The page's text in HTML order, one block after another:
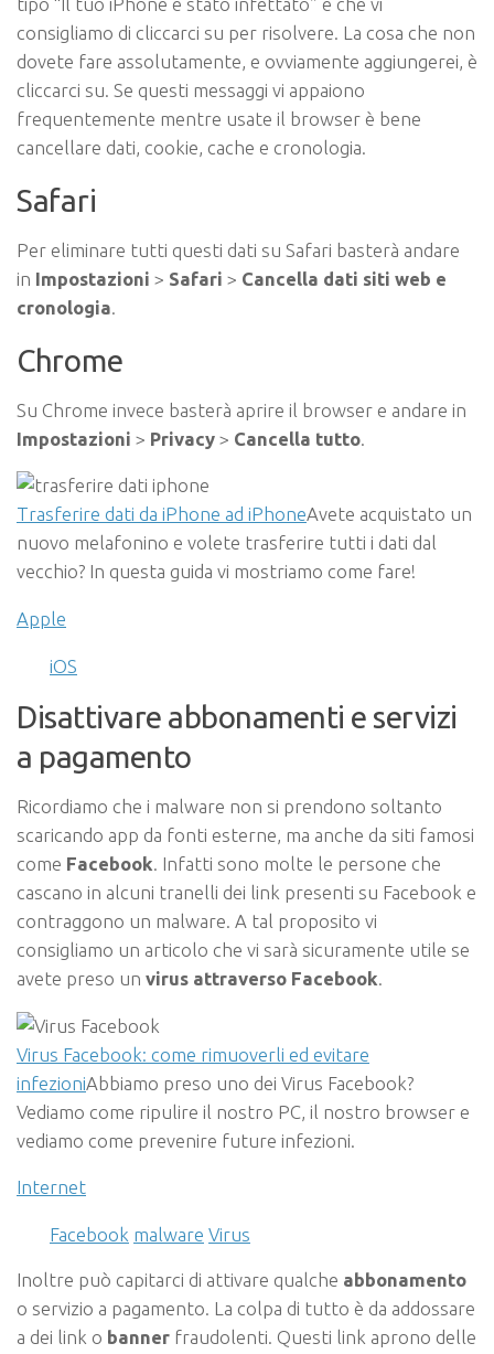
consigliamo di cliccarci su per risolvere. La cosa che non
dovete fare assolutamente, e ovviamente aggiungerei, è
cliccarci su. Se questi messaggi vi appaiono
frequentemente mentre usate il browser è bene
cancellare dati, cookie, cache e cronologia.
Safari
Per eliminare tutti questi dati su Safari basterà andare
in Impostazioni > Safari > Cancella dati siti web e
cronologia.
Chrome
Su Chrome invece basterà aprire il browser e andare in
Impostazioni > Privacy > Cancella tutto
Trasferire dati da iPhone ad iPhoneAvete acquistato un
nuovo melafonino e volete trasferire tutti i dati dal
vecchio? In questa guida vi mostriamo come fare!
Apple
iOS
Disattivare abbonamenti e servizi
a pagamento
Ricordiamo che i malware non si prendono soltanto
scaricando app da fonti esterne, ma anche da siti famosi
come Facebook. Infatti sono molte le persone che
cascano in alcuni tranelli dei link presenti su Facebook e
contraggono un malware. A tal proposito vi
consigliamo un articolo che vi sarà sicuramente utile se
avete preso un virus attraverso Facebook.
Virus Facebook: come rimuoverli ed evitare
infezioniAbbiamo preso uno dei Virus Facebook?
Vediamo come ripulire il nostro PC, il nostro browser e
vediamo come prevenire future infezioni.
Internet
Facebook malware Virus
Inoltre può capitarci di attivare qualche abbonamento
o servizio a pagamento. La colpa di tutto è da addossare
a dei link o banner fraudolenti. Questi link aprono delle